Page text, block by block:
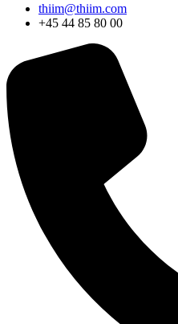
thiim@thiim.com
+45 44 85 80 00